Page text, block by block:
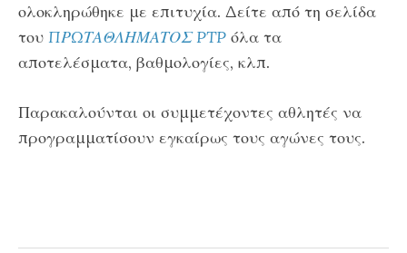
ολοκληρώθηκε με επιτυχία. Δείτε από τη σελίδα
του ΠΡΩΤΑΘΛΗΜΑΤΟΣ PTP όλα τα
αποτελέσματα, βαθμολογίες, κλπ.
Παρακαλούνται οι συμμετέχοντες αθλητές να
προγραμματίσουν εγκαίρως τους αγώνες τους.